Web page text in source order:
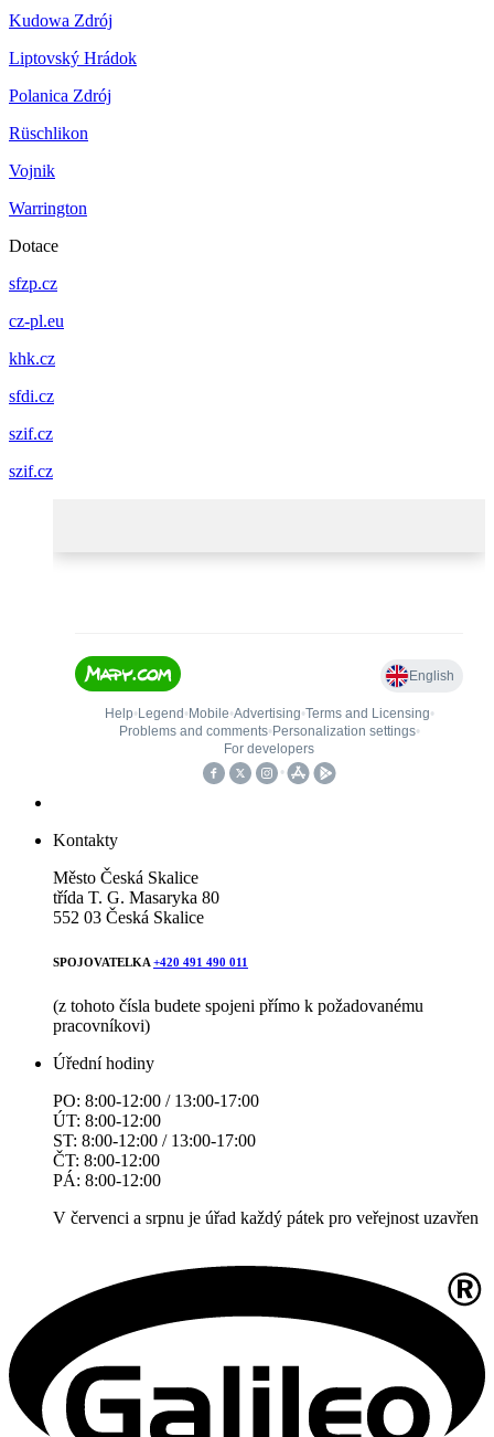
Kudowa Zdrój
Liptovský Hrádok
Polanica Zdrój
Rüschlikon
Vojnik
Warrington
Dotace
sfzp.cz
cz-pl.eu
khk.cz
sfdi.cz
szif.cz
szif.cz
Kontakty
Město Česká Skalice
třída T. G. Masaryka 80
552 03 Česká Skalice
SPOJOVATELKA +420 491 490 011
(z tohoto čísla budete spojeni přímo k požadovanému
pracovníkovi)
Úřední hodiny
PO: 8:00-12:00 / 13:00-17:00
ÚT: 8:00-12:00
ST: 8:00-12:00 / 13:00-17:00
ČT: 8:00-12:00
PÁ: 8:00-12:00
V červenci a srpnu je úřad každý pátek pro veřejnost uzavřen